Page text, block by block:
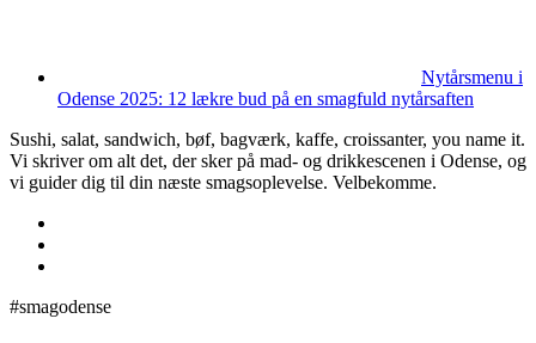
Nytårsmenu i
Odense 2025: 12 lækre bud på en smagfuld nytårsaften
Sushi, salat, sandwich, bøf, bagværk, kaffe, croissanter, you name it.
Vi skriver om alt det, der sker på mad- og drikkescenen i Odense, og
vi guider dig til din næste smagsoplevelse. Velbekomme.
#smagodense